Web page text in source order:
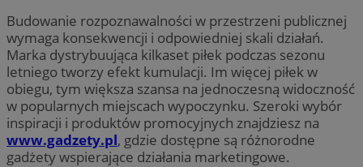
Budowanie rozpoznawalności w przestrzeni publicznej
wymaga konsekwencji i odpowiedniej skali działań.
Marka dystrybuująca kilkaset piłek podczas sezonu
letniego tworzy efekt kumulacji. Im więcej piłek w
obiegu, tym większa szansa na jednoczesną widoczność
w popularnych miejscach wypoczynku. Szeroki wybór
inspiracji i produktów promocyjnych znajdziesz na
www.gadzety.pl, gdzie dostępne są różnorodne
gadżety wspierające działania marketingowe.